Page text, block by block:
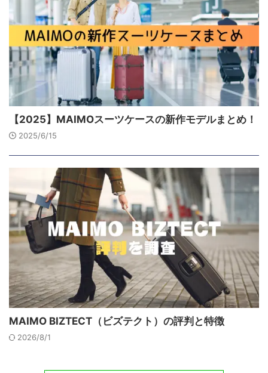
【2025】MAIMOスーツケースの新作モデルまとめ！
2025/6/15
MAIMO BIZTECT（ビズテクト）の評判と特徴
2026/8/1